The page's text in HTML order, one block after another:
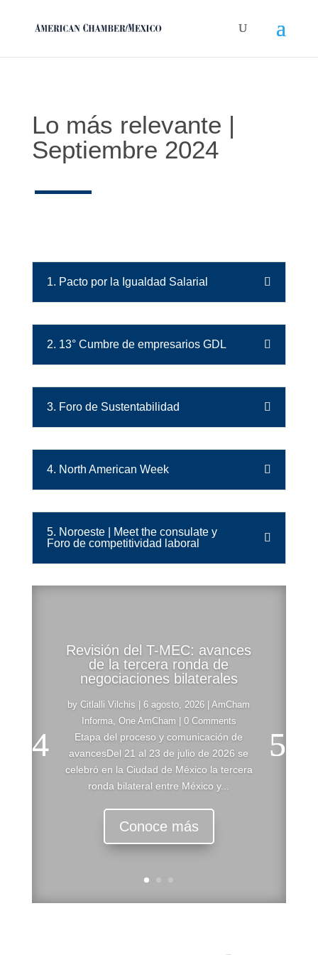
Lo más relevante |
Septiembre 2024
1. Pacto por la Igualdad Salarial
2. 13° Cumbre de empresarios GDL
3. Foro de Sustentabilidad
4. North American Week
5. Noroeste | Meet the consulate y
Foro de competitividad laboral
Revisión del T-MEC: avances
de la tercera ronda de
negociaciones bilaterales
byCitlalli Vilchis |6 agosto, 2026 |AmCham
Informa, One AmCham | 0 Comments
Etapa del proceso y comunicación de
avancesDel 21 al 23 de julio de 2026 se
celebró en la Ciudad de México la tercera
ronda bilateral entre México y...
Conoce más